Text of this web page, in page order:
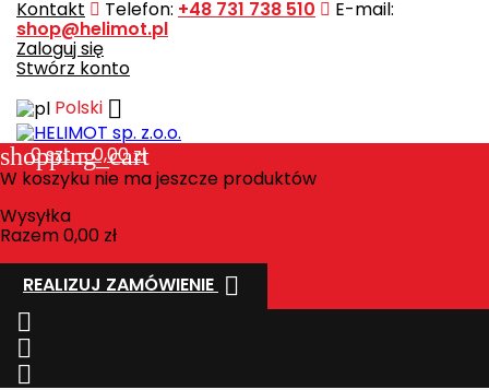
Kontakt Telefon: +48 731 738 510 E-mail:
shop@helimot.pl
Zaloguj się
Stwórz konto
Polski 
shopping_cart
0szt. - 0,00 zł
W koszyku nie ma jeszcze produktów
Wysyłka
Razem0,00 zł
REALIZUJ ZAMÓWIENIE 


